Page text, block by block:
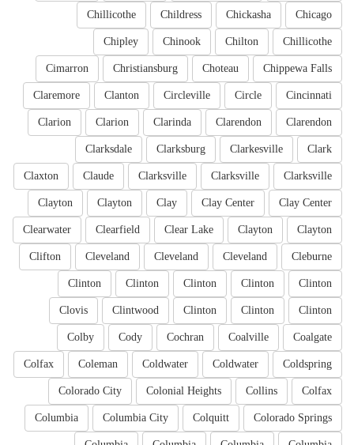
Chicago
Chickasha
Childress
Chillicothe
Chillicothe
Chilton
Chinook
Chipley
Chippewa Falls
Choteau
Christiansburg
Cimarron
Cincinnati
Circle
Circleville
Clanton
Claremore
Clarendon
Clarendon
Clarinda
Clarion
Clarion
Clark
Clarkesville
Clarksburg
Clarksdale
Clarksville
Clarksville
Clarksville
Claude
Claxton
Clay Center
Clay Center
Clay
Clayton
Clayton
Clayton
Clayton
Clear Lake
Clearfield
Clearwater
Cleburne
Cleveland
Cleveland
Cleveland
Clifton
Clinton
Clinton
Clinton
Clinton
Clinton
Clinton
Clinton
Clinton
Clintwood
Clovis
Coalgate
Coalville
Cochran
Cody
Colby
Coldspring
Coldwater
Coldwater
Coleman
Colfax
Colfax
Collins
Colonial Heights
Colorado City
Colorado Springs
Colquitt
Columbia City
Columbia